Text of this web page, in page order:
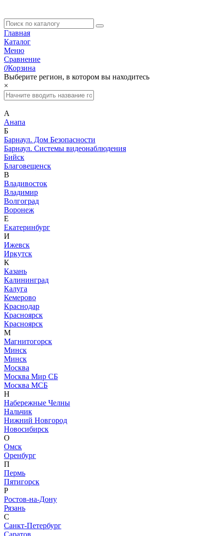
Главная
Каталог
Меню
Сравнение
0Корзина
Выберите регион, в котором вы находитесь
×
А
Анапа
Б
Барнаул. Дом Безопасности
Барнаул. Системы видеонаблюдения
Бийск
Благовещенск
В
Владивосток
Владимир
Волгоград
Воронеж
Е
Екатеринбург
И
Ижевск
Иркутск
К
Казань
Калининград
Калуга
Кемерово
Краснодар
Красноярск
Красноярск
М
Магнитогорск
Минск
Минск
Москва
Москва Мир СБ
Москва МСБ
Н
Набережные Челны
Нальчик
Нижний Новгород
Новосибирск
О
Омск
Оренбург
П
Пермь
Пятигорск
Р
Ростов-на-Дону
Рязань
С
Санкт-Петербург
Саратов